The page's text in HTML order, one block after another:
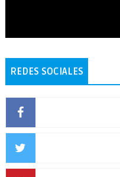
REDES SOCIALES